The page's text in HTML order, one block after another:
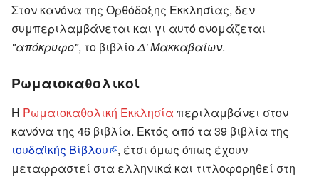
Στον κανόνα της Ορθόδοξης Εκκλησίας, δεν
συμπεριλαμβάνεται και γι αυτό ονομάζεται
"απόκρυφο", το βιβλίοΔ' Μακκαβαίων.
Ρωμαιοκαθολικοί
Η Ρωμαιοκαθολική Εκκλησία περιλαμβάνει στον
κανόνα της 46 βιβλία. Εκτός από τα 39 βιβλία της
ιουδαϊκής Βίβλου
, έτσι όμως όπως έχουν
μεταφραστεί στα ελληνικά και τιτλοφορηθεί στη